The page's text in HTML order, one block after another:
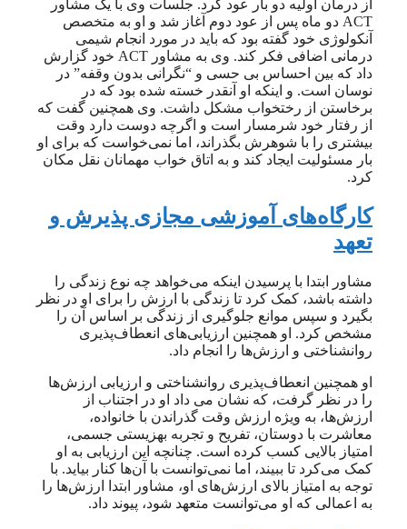
از درمان اولیه دو بار عود کرد. جلسات وی با یک مشاور
ACT دو ماه پس از عود دوم آغاز شد و او به متخصص
آنکولوژی خود گفته بود که باید در مورد انجام شیمی
درمانی اضافی فکر کند. وی به مشاور ACT خود گزارش
داد که بین احساس بی حسی و “نگرانی بدون وقفه” در
نوسان است. و اینکه او آنقدر خسته شده بود که در
برخاستن از رختخواب مشکل داشت. وی همچنین گفت که
از رفتار خود شرمسار است و اگرچه دوست دارد وقت
بیشتری را با شوهرش بگذراند، اما نمی‌خواست که برای او
بار مسئولیت ایجاد کند و به اتاق خواب مهمانان نقل مکان
کرد.
کارگاه‌های آموزشی مجازی پذیرش و
تعهد
مشاور ابتدا با پرسیدن اینکه می‌خواهد چه نوع زندگی را
داشته باشد، کمک کرد تا زندگی با ارزش را برای او در نظر
بگیرد و سپس موانع جلوگیری از زندگی بر اساس آن را
مشخص کرد. او همچنین ارزیابی‌های انعطاف‌پذیری
روانشناختی و ارزش‌ها را انجام داد.
او همچنین انعطاف‌پذیری روانشناختی و ارزیابی ارزش‌ها
را در نظر گرفت، که نشان می داد او در اجتناب از
ارزش‌ها، به ویژه ارزش وقت گذراندن با خانواده،
معاشرت با دوستان، تفریح و تجربه بهزیستی جسمی،
امتیاز بالایی کسب کرده است. چنانچه این ارزیابی به او
کمک می‌کرد تا ببیند، اما نمی‌توانست با آن‌ها کنار بیاید. با
توجه به امتیاز بالای ارزش‌های او، مشاور ابتدا ارزش‌ها را
به اعمالی که او می‌توانست متعهد شود، پیوند داد.